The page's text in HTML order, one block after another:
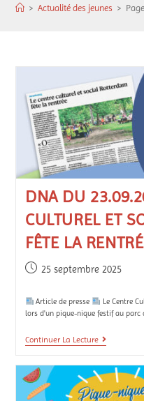
> Actualité des jeunes >
DNA DU
CULTUREL ET
FÊTE LA
25 septembre 2025
Article de presse
Le Centre
lors d'un pique-nique festif au parc
Continuer La Lecture